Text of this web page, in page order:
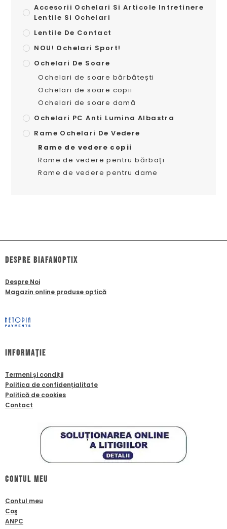
Accesorii Ochelari Si Articole Intretinere
Lentile Si Ochelari
Lentile De Contact
NOU! Ochelari Sport!
Ochelari De Soare
Ochelari de soare bărbătești
Ochelari de soare copii
Ochelari de soare damă
Ochelari PC Anti Lumina Albastra
Rame Ochelari De Vedere
Rame de vedere copii
Rame de vedere pentru bărbați
Rame de vedere pentru dame
dESPRE biafanoptix
Despre Noi
Magazin online produse optică
Informație
Termeni și condiții
Politica de confidențialitate
Politică de cookies
Contact
Contul meu
Contul meu
Coş
ANPC